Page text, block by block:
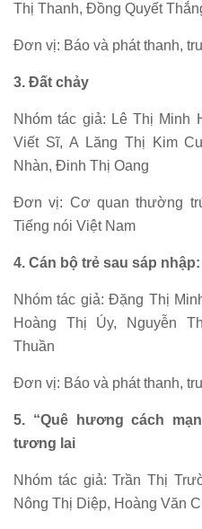
Thị Thanh, Đồng Quyết
Đơn vị: Báo và phát thanh,
3. Đất chảy
Nhóm tác giả: Lê Thị Minh
Viết Sĩ, A Lăng Thị Kim
Nhàn, Đinh Thị Oang
Đơn vị: Cơ quan thường
Tiếng nói Việt Nam
4. Cán bộ trẻ sau sáp
Nhóm tác giả: Đặng Thị
Hoàng Thị Úy, Nguyễn
Thuần
Đơn vị: Báo và phát thanh,
5. “Quê hương cách
tương lai
Nhóm tác giả: Trần Thị
Nông Thị Diệp, Hoàng Văn